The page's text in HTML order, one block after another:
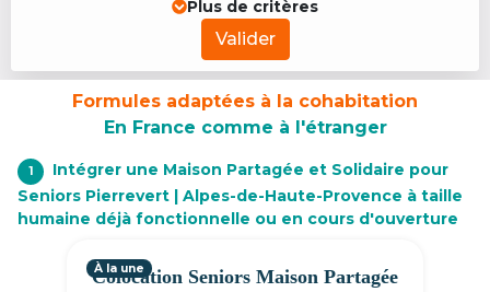
Plus de critères
Valider
Formules adaptées à la cohabitation
En France comme à l'étranger
1
Intégrer une Maison Partagée et Solidaire pour
Seniors Pierrevert | Alpes-de-Haute-Provence à taille
humaine déjà fonctionnelle ou en cours d'ouverture
Colocation Seniors Maison Partagée
À la une